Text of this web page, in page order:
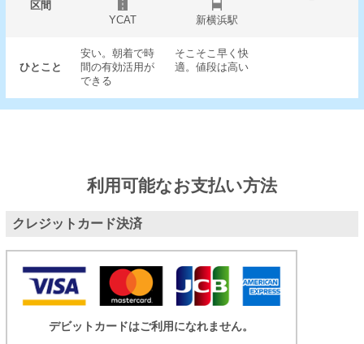
区間
YCAT
新横浜駅
ひとこと
安い。朝着で時
間の有効活用が
できる
そこそこ早く快
適。値段は高い
利用可能なお支払い方法
クレジットカード決済
デビットカードはご利用になれません。